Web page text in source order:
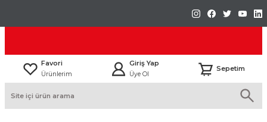
Favori
Ürünlerim
Giriş Yap
Üye Ol
Sepetim